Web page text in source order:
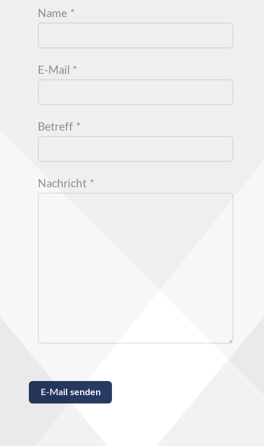
Name *
E-Mail *
Betreff *
Nachricht *
Captcha *
E-Mail senden